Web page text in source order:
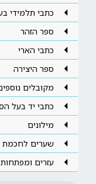
כתבי תלמידי
ספר הזהר
כתבי הארי
ספר היצירה
מקובלים
כתבי יד בעל
מילונים
שערים לחכמת
עזרים ומפתחות